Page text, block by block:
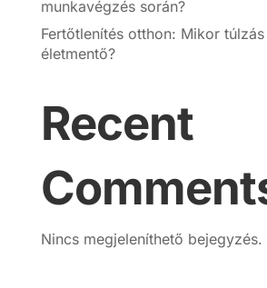
munkavégzés során?
Fertőtlenítés otthon: Mikor
életmentő?
Recent
Nincs megjeleníthető bejegyzés.